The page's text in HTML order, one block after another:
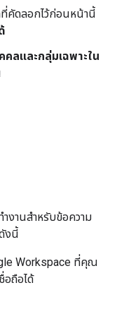
ที่คัดลอกไว้ก่อนหน้านี้
คลและกลุ่มเฉพาะใน
งานสำหรับข้อความ
งนี้
Workspace ที่คุณ
อถือได้